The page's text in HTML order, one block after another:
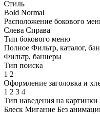
Стиль
Bold Normal
Расположение бокового
Слева Справа
Тип бокового меню
Полное Фильтр, каталог,
Фильтр, баннеры
Тип поиска
1 2
Оформление заголовка и
1 2 3 4
Тип наведения на картинки
Блеск Мигание Без